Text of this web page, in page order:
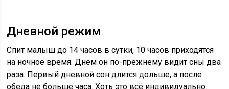
Дневной режим
Спит малыш до 14 часов в сутки, 10 часов приходятся
на ночное время. Днём он по-прежнему видит сны два
раза. Первый дневной сон длится дольше, а после
обеда не больше часа. Хоть это всё индивидуально.